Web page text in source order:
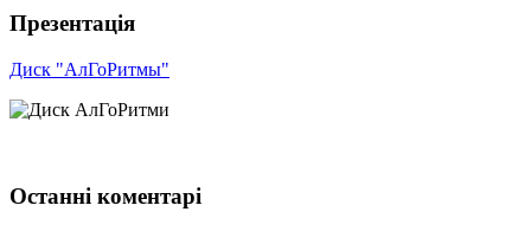
Презентація
Диск "АлГоРитмы"
Останні коментарі